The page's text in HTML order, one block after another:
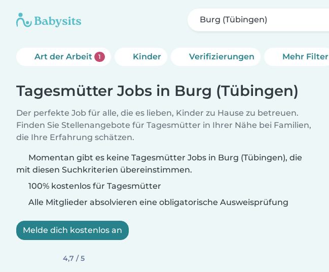
Burg (Tübingen)
Art der Arbeit 1 Kinder Verifizierungen Mehr Filter
Tagesmütter Jobs in Burg (Tübingen)
Der perfekte Job für alle, die es lieben, Kinder zu Hause zu betreuen.
Finden Sie Stellenangebote für Tagesmütter in Ihrer Nähe bei Familien,
die Ihre Erfahrung schätzen.
Momentan gibt es keine Tagesmütter Jobs in Burg (Tübingen), die
mit diesen Suchkriterien übereinstimmen.
100% kostenlos für Tagesmütter
Alle Mitglieder absolvieren eine obligatorische Ausweisprüfung
Melde dich kostenlos an
4,7 / 5